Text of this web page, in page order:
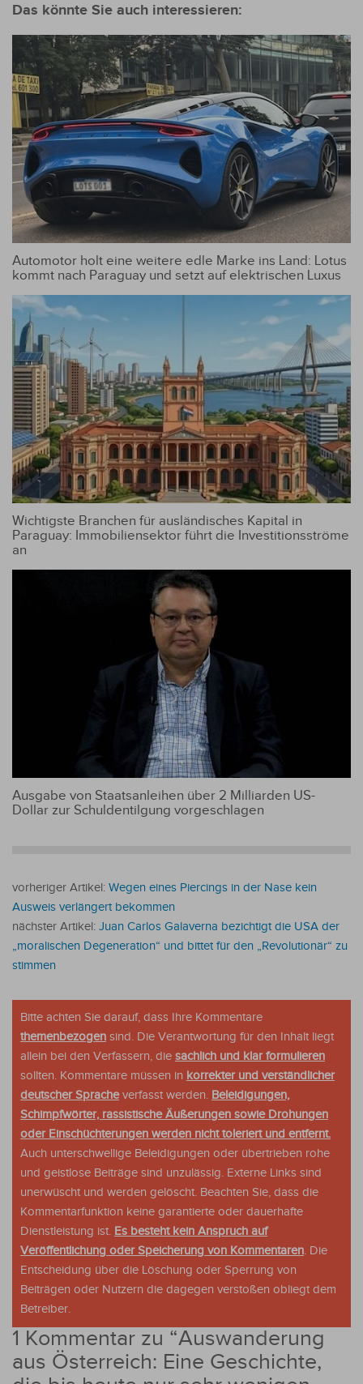
Das könnte Sie auch interessieren:
Automotor holt eine weitere edle Marke ins Land: Lotus
kommt nach Paraguay und setzt auf elektrischen Luxus
Wichtigste Branchen für ausländisches Kapital in
Paraguay: Immobiliensektor führt die Investitionsströme
an
Ausgabe von Staatsanleihen über 2 Milliarden US-
Dollar zur Schuldentilgung vorgeschlagen
vorheriger Artikel: Wegen eines Piercings in der Nase kein
Ausweis verlängert bekommen
nächster Artikel: Juan Carlos Galaverna bezichtigt die USA der
„moralischen Degeneration“ und bittet für den „Revolutionär“ zu
stimmen
Bitte achten Sie darauf, dass Ihre Kommentare
themenbezogen sind. Die Verantwortung für den Inhalt liegt
allein bei den Verfassern, die sachlich und klar formulieren
sollten. Kommentare müssen in korrekter und verständlicher
deutscher Spracheverfasst werden. Beleidigungen,
Schimpfwörter, rassistische Äußerungen sowie Drohungen
oder Einschüchterungen werden nicht toleriert und entfernt.
Auch unterschwellige Beleidigungen oder übertrieben rohe
und geistlose Beiträge sind unzulässig. Externe Links sind
unerwüscht und werden gelöscht. Beachten Sie, dass die
Kommentarfunktion keine garantierte oder dauerhafte
Dienstleistung ist. Es besteht kein Anspruch auf
Veröffentlichung oder Speicherung von Kommentaren. Die
Entscheidung über die Löschung oder Sperrung von
Beiträgen oder Nutzern die dagegen verstoßen obliegt dem
Betreiber.
1 Kommentar zu “Auswanderung
aus Österreich: Eine Geschichte,